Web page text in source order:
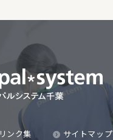
リンク集 サイトマップ